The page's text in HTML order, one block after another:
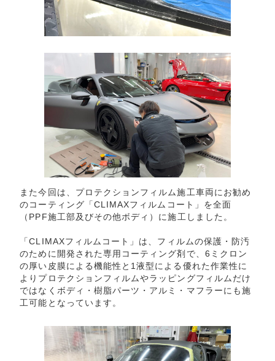
また今回は、プロテクションフィルム施工車両にお勧め
のコーティング「CLIMAXフィルムコート」を全面
（PPF施工部及びその他ボディ）に施工しました。
「CLIMAXフィルムコート」は、フィルムの保護・防汚
のために開発された専用コーティング剤で、6ミクロン
の厚い皮膜による機能性と1液型による優れた作業性に
よりプロテクションフィルムやラッピングフィルムだけ
ではなくボディ・樹脂パーツ・アルミ・マフラーにも施
工可能となっています。